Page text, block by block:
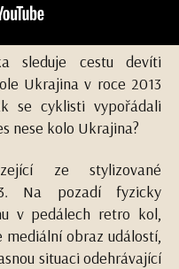
sleduje cestu devíti
Ukrajina v roce 2013
se cyklisti vypořádali
nese kolo Ukrajina?
ze stylizované
Na pozadí fyzicky
v pedálech retro kol,
mediální obraz událostí,
situaci odehrávající